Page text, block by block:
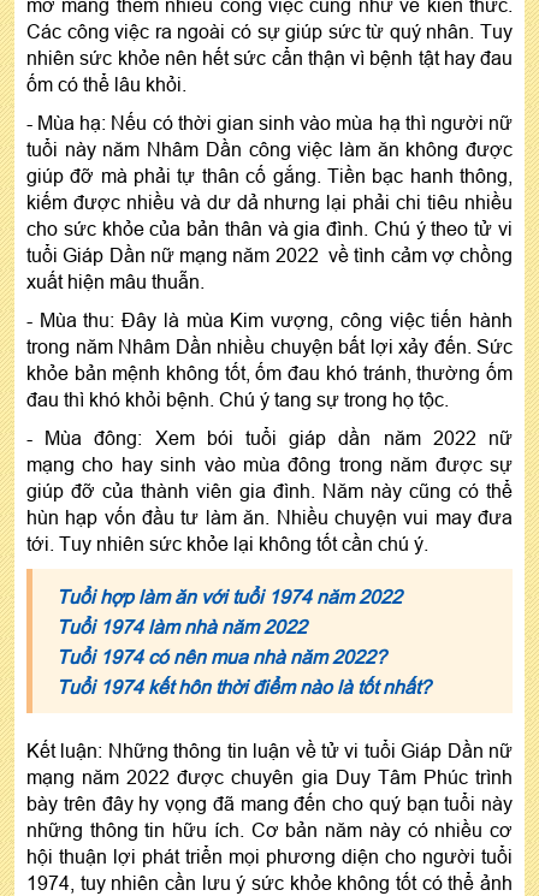
mở mang thêm nhiều công việc cũng như về kiến thức.
Các công việc ra ngoài có sự giúp sức từ quý nhân. Tuy
nhiên sức khỏe nên hết sức cẩn thận vì bệnh tật hay đau
ốm có thể lâu khỏi.
- Mùa hạ: Nếu có thời gian sinh vào mùa hạ thì người nữ
tuổi này năm Nhâm Dần công việc làm ăn không được
giúp đỡ mà phải tự thân cố gắng. Tiền bạc hanh thông,
kiếm được nhiều và dư dả nhưng lại phải chi tiêu nhiều
cho sức khỏe của bản thân và gia đình. Chú ý theo tử vi
tuổi Giáp Dần nữ mạng năm 2022 về tình cảm vợ chồng
xuất hiện mâu thuẫn.
- Mùa thu: Đây là mùa Kim vượng, công việc tiến hành
trong năm Nhâm Dần nhiều chuyện bất lợi xảy đến. Sức
khỏe bản mệnh không tốt, ốm đau khó tránh, thường ốm
đau thì khó khỏi bệnh. Chú ý tang sự trong họ tộc.
- Mùa đông: Xem bói tuổi giáp dần năm 2022 nữ
mạng cho hay sinh vào mùa đông trong năm được sự
giúp đỡ của thành viên gia đình. Năm này cũng có thể
hùn hạp vốn đầu tư làm ăn. Nhiều chuyện vui may đưa
tới. Tuy nhiên sức khỏe lại không tốt cần chú ý.
Tuổi hợp làm ăn với tuổi 1974 năm 2022
Tuổi 1974 làm nhà năm 2022
Tuổi 1974 có nên mua nhà năm 2022?
Tuổi 1974 kết hôn thời điểm nào là tốt nhất?
Kết luận: Những thông tin luận về tử vi tuổi Giáp Dần nữ
mạng năm 2022 được chuyên gia Duy Tâm Phúc trình
bày trên đây hy vọng đã mang đến cho quý bạn tuổi này
những thông tin hữu ích. Cơ bản năm này có nhiều cơ
hội thuận lợi phát triển mọi phương diện cho người tuổi
1974, tuy nhiên cần lưu ý sức khỏe không tốt có thể ảnh